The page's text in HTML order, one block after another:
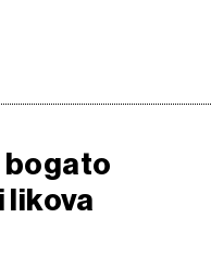
bogato
likova